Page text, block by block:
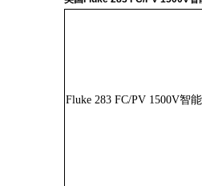
Fluke 283 FC/PV 1500V智